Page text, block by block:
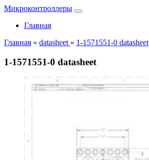
Микроконтроллеры
Главная
Главная » datasheet » 1-1571551-0 datasheet
1-1571551-0 datasheet